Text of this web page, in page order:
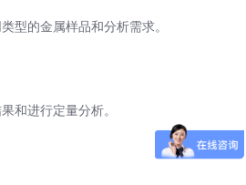
型的金属样品和分析需求。
和进行定量分析。